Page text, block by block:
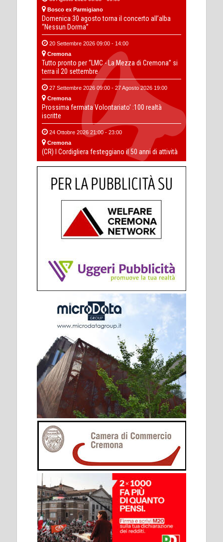
Bosco ex Parmigiano
Domenica 30 agosto torna il concerto all’alba
“Nessun Dorma”
20 Settembre 2026 09:00 - 14:00
Cremona
Tutto pronto per “LMC - La Mezza di Cremona” si
terra il 20 settembre
27 Settembre 2026 09:00 - 27 Agosto 2026 19:00
Cremona
Prossima fermata Volontariato' :100 realtà
iscritte
24 Ottobre 2026 21:00 - 23:00
Cremona
(CR) I Cordigliera festeggiano il 50 anni di attività